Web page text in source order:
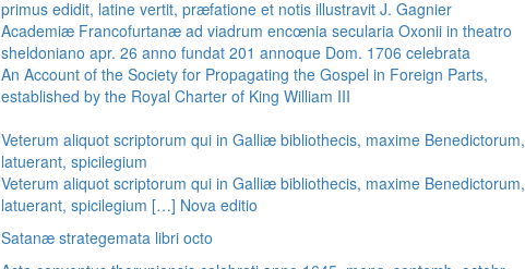
primus edidit, latine vertit, præfatione et notis illustravit J. Gagnier
Academiæ Francofurtanæ ad viadrum encœnia secularia Oxonii in theatro
sheldoniano apr. 26 anno fundat 201 annoque Dom. 1706 celebrata
An Account of the Society for Propagating the Gospel in Foreign Parts,
established by the Royal Charter of King William III
Veterum aliquot scriptorum qui in Galliæ bibliothecis, maxime Benedictorum,
latuerant, spicilegium
Veterum aliquot scriptorum qui in Galliæ bibliothecis, maxime Benedictorum,
latuerant, spicilegium […] Nova editio
Satanæ strategemata libri octo